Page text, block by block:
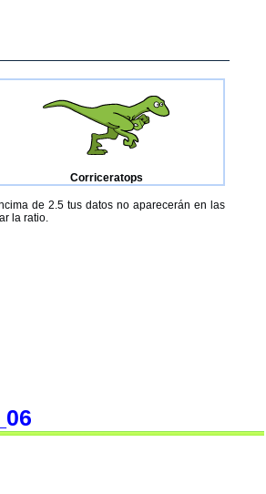
Corriceratops
de 2.5 tus datos no aparecerán en las
la ratio.